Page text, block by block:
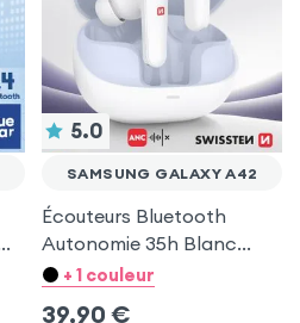
5.0
SAMSUNG GALAXY A42
Écouteurs Bluetooth
Autonomie 35h Blanc
pour Samsung Galaxy
+ 1 couleur
39,90 €